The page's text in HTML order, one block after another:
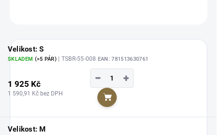
Velikost: S
SKLADEM (>5 PÁR) | TSBR-55-008 EAN: 781513630761
1 925 Kč
1 590,91 Kč bez DPH
+
−
Do košíku
Velikost: M